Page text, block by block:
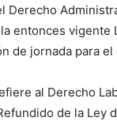
Derecho
entonces vigente
de jornada para
al Derecho
de la Ley